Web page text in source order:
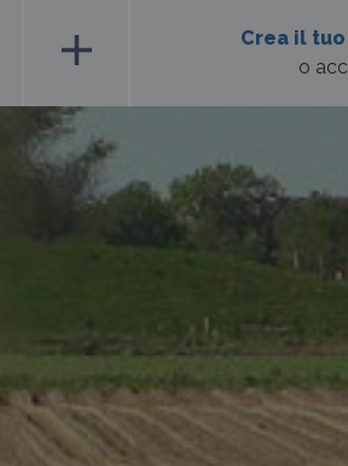
add
Crea il
o